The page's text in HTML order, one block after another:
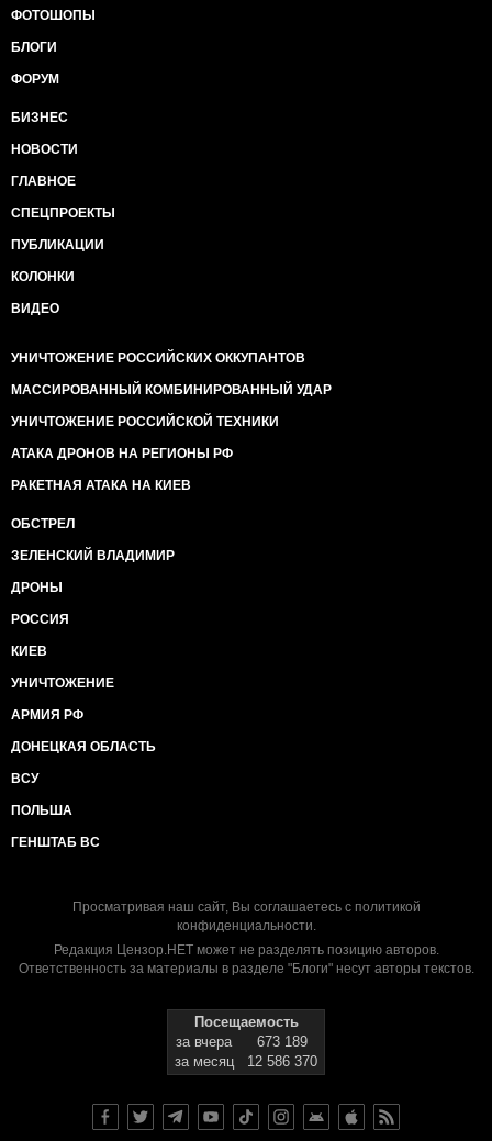
ФОТОШОПЫ
БЛОГИ
ФОРУМ
БИЗНЕС
НОВОСТИ
ГЛАВНОЕ
СПЕЦПРОЕКТЫ
ПУБЛИКАЦИИ
КОЛОНКИ
ВИДЕО
УНИЧТОЖЕНИЕ РОССИЙСКИХ ОККУПАНТОВ
МАССИРОВАННЫЙ КОМБИНИРОВАННЫЙ УДАР
УНИЧТОЖЕНИЕ РОССИЙСКОЙ ТЕХНИКИ
АТАКА ДРОНОВ НА РЕГИОНЫ РФ
РАКЕТНАЯ АТАКА НА КИЕВ
ОБСТРЕЛ
ЗЕЛЕНСКИЙ ВЛАДИМИР
ДРОНЫ
РОССИЯ
КИЕВ
УНИЧТОЖЕНИЕ
АРМИЯ РФ
ДОНЕЦКАЯ ОБЛАСТЬ
ВСУ
ПОЛЬША
ГЕНШТАБ ВС
Просматривая наш сайт, Вы соглашаетесь с политикой
конфиденциальности.
Редакция Цензор.НЕТ может не разделять позицию авторов.
Ответственность за материалы в разделе "Блоги" несут авторы текстов.
Посещаемость
за вчера
673 189
за месяц
12 586 370